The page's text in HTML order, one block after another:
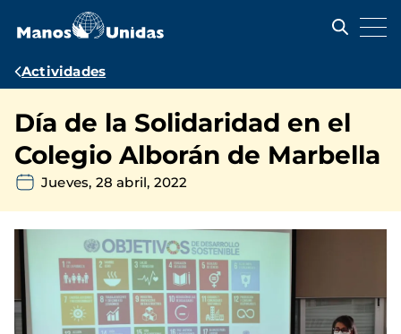
contenido
Ruta
navegación
Actividades
Día de la Solidaridad en el
Colegio Alborán de Marbella
Jueves, 28 abril, 2022